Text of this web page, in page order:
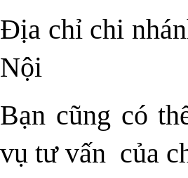
Địa chỉ chi
Nội
Bạn cũng có
vụ tư vấn của